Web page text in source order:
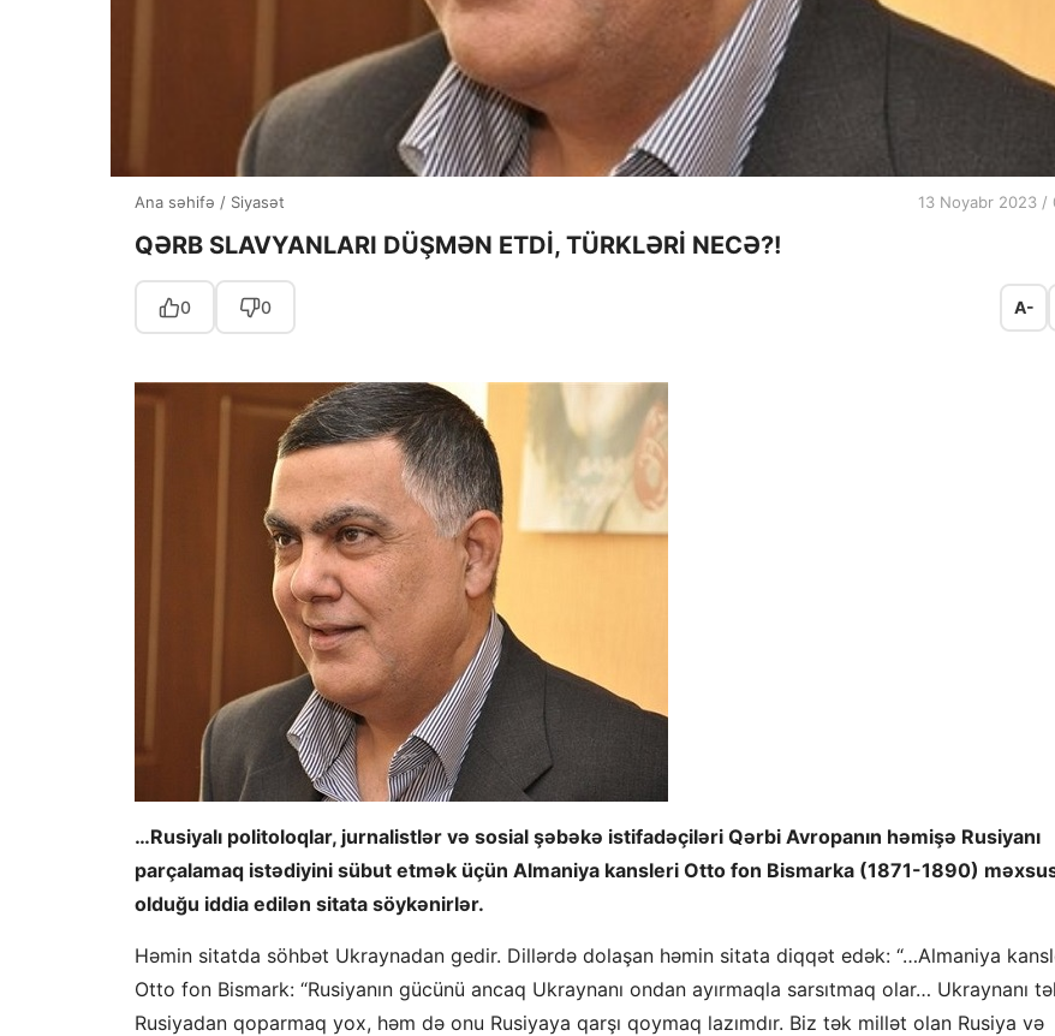
Ana səhifə / Siyasət 13 Noyabr 2023 /
QƏRB SLAVYANLARI DÜŞMƏN ETDİ, TÜRKLƏRİ NECƏ?!
0 0 A-
…Rusiyalı politoloqlar, jurnalistlər və sosial şəbəkə istifadəçiləri Qərbi Avropanın həmişə Rusiyanı
parçalamaq istədiyini sübut etmək üçün Almaniya kansleri Otto fon Bismarka (1871-1890)
olduğu iddia edilən sitata söykənirlər.
Həmin sitatda söhbət Ukraynadan gedir. Dillərdə dolaşan həmin sitata diqqət edək: “…Almaniya
Otto fon Bismark: “Rusiyanın gücünü ancaq Ukraynanı ondan ayırmaqla sarsıtmaq olar… Ukraynanı
Rusiyadan qoparmaq yox, həm də onu Rusiyaya qarşı qoymaq lazımdır. Biz tək millət olan Rusiya və